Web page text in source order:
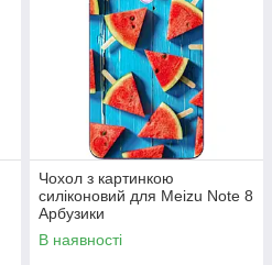
Чохол з картинкою
силіконовий для Meizu Note 8
Арбузики
В наявності